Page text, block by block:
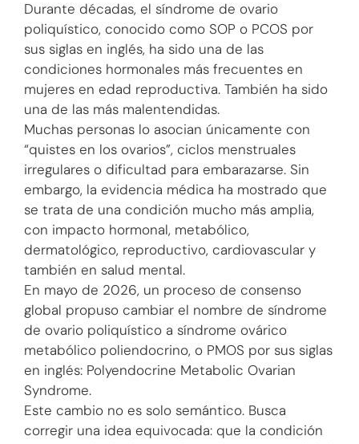
Durante décadas, el síndrome de ovario
poliquístico, conocido como SOP o PCOS por
sus siglas en inglés, ha sido una de las
condiciones hormonales más frecuentes en
mujeres en edad reproductiva. También ha sido
una de las más malentendidas.
Muchas personas lo asocian únicamente con
“quistes en los ovarios”, ciclos menstruales
irregulares o dificultad para embarazarse. Sin
embargo, la evidencia médica ha mostrado que
se trata de una condición mucho más amplia,
con impacto hormonal, metabólico,
dermatológico, reproductivo, cardiovascular y
también en salud mental.
En mayo de 2026, un proceso de consenso
global propuso cambiar el nombre de síndrome
de ovario poliquístico a síndrome ovárico
metabólico poliendocrino, o PMOS por sus siglas
en inglés: Polyendocrine Metabolic Ovarian
Syndrome.
Este cambio no es solo semántico. Busca
corregir una idea equivocada: que la condición